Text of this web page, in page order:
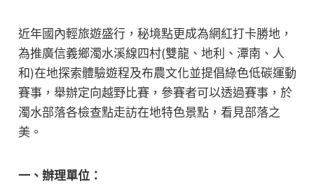
近年國內輕旅遊盛行，秘境點更成為網紅打卡勝地，
為推廣信義鄉濁水溪線四村(雙龍、地利、潭南、人
和)在地探索體驗遊程及布農文化並提倡綠色低碳運動
賽事，舉辦定向越野比賽，參賽者可以透過賽事，於
濁水部落各檢查點走訪在地特色景點，看見部落之
美。
一、辦理單位：